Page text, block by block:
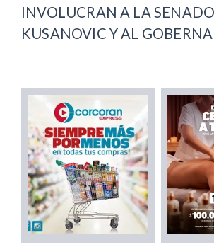
INVOLUCRAN A LA
KUSANOVIC Y AL